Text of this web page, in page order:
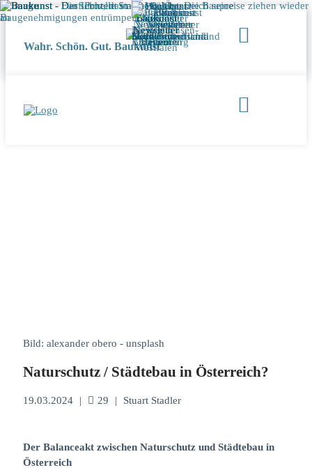
Wahr. Schön. Gut. Baukunst
Bild: alexander obero - unsplash
Naturschutz / Städtebau in Österreich?
19.03.2024 | 29 | Stuart Stadler
Der Balanceakt zwischen Naturschutz und Städtebau in
Österreich